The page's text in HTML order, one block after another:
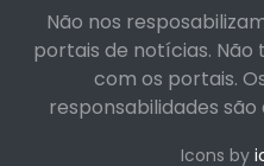
Não nos
portais de notícias.
com os portais.
responsabilidades
Icons by